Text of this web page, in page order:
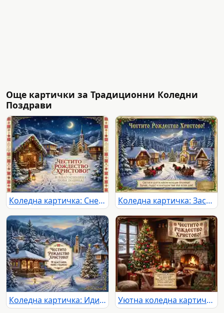
Още картички за Традиционни Коледни
Поздрави
Коледна картичка: Снежно село под звездите с пожелание за Честито Рождество и Нова Година. Коледна картичка: Заснежено село, църква, шейни и елха под звездно небе. Пожелания за Рождество Христово.
Коледна картичка: Идилично зимно село със заснежени къщи, църква и елха. Празнични пожелания за Рождество и Нова година. Уютна коледна картичка с елха, камина и празнични пожелания за Честито Рождество Христово.